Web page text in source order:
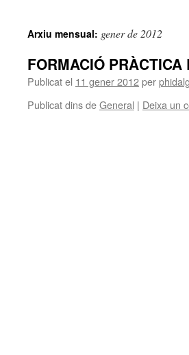
Arxiu mensual: gener de 2012
FORMACIÓ
Publicat el 11 gener 2012per
Publicat dins deGeneral | Deixa un